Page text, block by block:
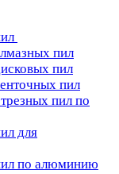
пил
пил
пил
пил по
для
по алюминию